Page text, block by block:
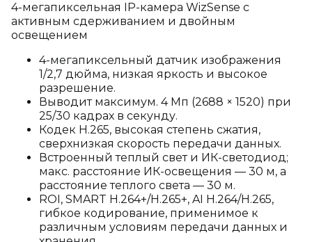
4-мегапиксельная IP-камера WizSense с
активным сдерживанием и двойным
освещением
4-мегапиксельный датчик изображения
1/2,7 дюйма, низкая яркость и высокое
разрешение.
Выводит максимум. 4 Мп (2688 × 1520) при
25/30 кадрах в секунду.
Кодек H.265, высокая степень сжатия,
сверхнизкая скорость передачи данных.
Встроенный теплый свет и ИК-светодиод;
макс. расстояние ИК-освещения — 30 м, а
расстояние теплого света — 30 м.
ROI, SMART H.264+/H.265+, AI H.264/H.265,
гибкое кодирование, применимое к
различным условиям передачи данных и